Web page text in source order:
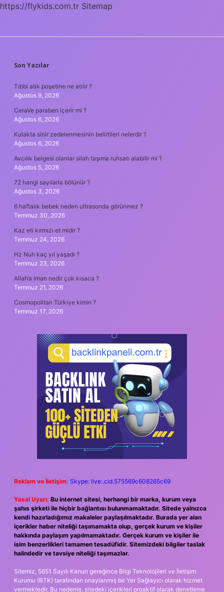
https://flykids.com.tr Sitemap
SIDEBAR
Son Yazılar
Tıbbi atık poşetine ne atılır ?
Ağustos 9, 2026
CeraVe paraben içerir mi ?
Ağustos 6, 2026
Kulakta sinir zedelenmesinin belirtileri nelerdir ?
Ağustos 6, 2026
Avcılık belgesi olanlar silah taşıma ruhsatı alabilir mi ?
Ağustos 5, 2026
72 hangi sayılarla bölünür ?
Ağustos 3, 2026
6 haftalık bebek neden ultrasonda görünmez ?
Temmuz 30, 2026
Kaz eti kırmızı et midir ?
Temmuz 24, 2026
Hz Nuh kaç yıl yaşadı ?
Temmuz 23, 2026
Allah’a iman nedir çok kısaca ?
Temmuz 21, 2026
Cosmopolitan Türkiye kimin ?
Temmuz 17, 2026
Reklam ve İletişim: Skype: live:.cid.575569c608265c69
Yasal Uyarı: Bu internet sitesi, herhangi bir marka, kurum veya
şahıs şirketi ile hiçbir bağlantısı bulunmamaktadır. Sitede yalnızca
kendi hazırladığımız makaleler paylaşılmaktadır. Burada yer alan
içerikler haber niteliği taşımamakta olup, gerçek kurum ve kişiler
hakkında paylaşım yapılmamaktadır. Gerçek kurum ve kişiler ile
isim benzerlikleri tamamen tesadüfidir. Sitemizdeki bilgiler taslak
halindedir ve tavsiye niteliği taşımazlar.
Sitemiz, 5651 Sayılı Kanun gereğince Bilgi Teknolojileri ve İletişim
Kurumu (BTK) tarafından onaylanmış bir Yer Sağlayıcı olarak hizmet
vermektedir. Bu nedenle, sitedeki içerikleri proaktif olarak denetleme